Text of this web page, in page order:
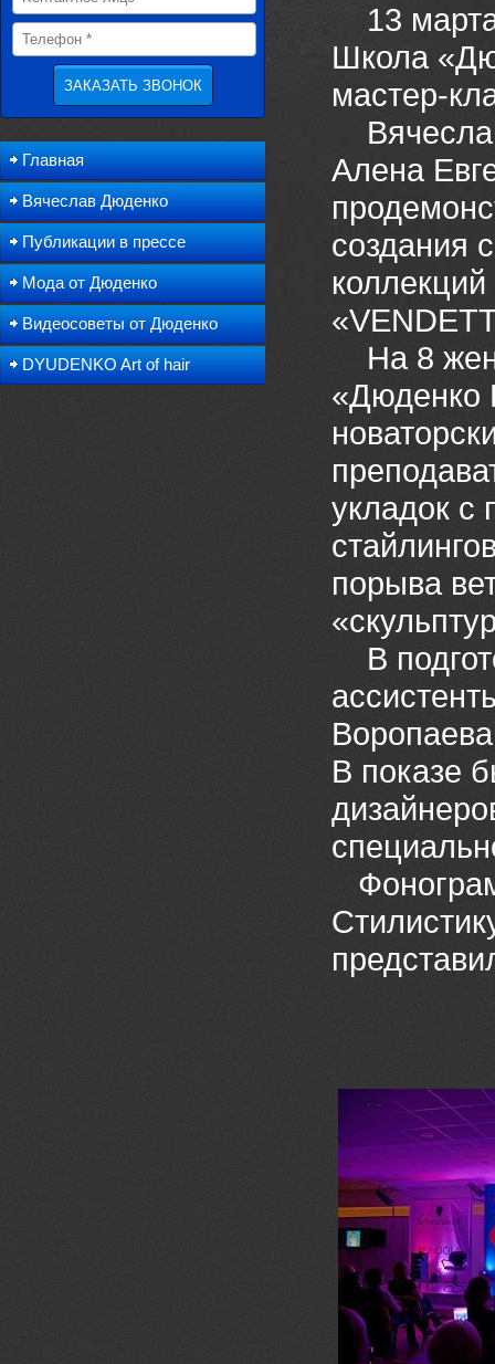
Главная
Вячеслав Дюденко
Публикации в прессе
Мода от Дюденко
Видеосоветы от Дюденко
DYUDENKO Art of hair
13 марта
Школа
мастер-
Алена
создания
На 8
«Дюденко
укладок с
порыва
В
В показе